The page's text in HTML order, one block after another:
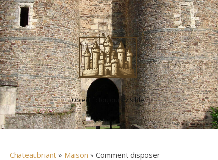
Objectif : toujours visible !
Chateaubriant » Maison » Comment disposer